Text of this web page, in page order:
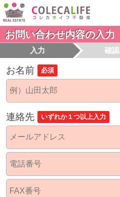
お問い合わせ内容の入力
入力 確認
お名前 必須
連絡先 いずれか１つ以上入力